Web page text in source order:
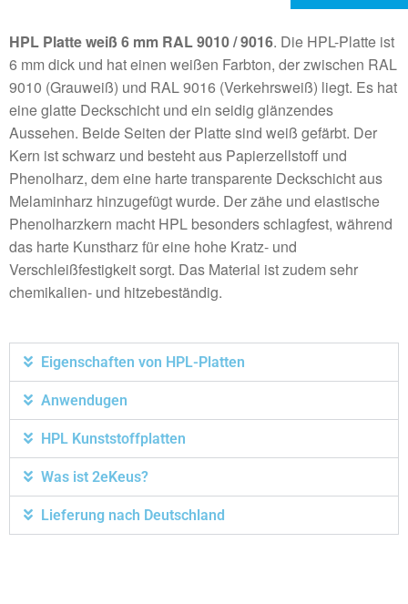
HPL Platte weiß 6 mm RAL 9010 / 9016. Die HPL-Platte ist
6 mm dick und hat einen weißen Farbton, der zwischen RAL
9010 (Grauweiß) und RAL 9016 (Verkehrsweiß) liegt. Es hat
eine glatte Deckschicht und ein seidig glänzendes
Aussehen. Beide Seiten der Platte sind weiß gefärbt. Der
Kern ist schwarz und besteht aus Papierzellstoff und
Phenolharz, dem eine harte transparente Deckschicht aus
Melaminharz hinzugefügt wurde. Der zähe und elastische
Phenolharzkern macht HPL besonders schlagfest, während
das harte Kunstharz für eine hohe Kratz- und
Verschleißfestigkeit sorgt. Das Material ist zudem sehr
chemikalien- und hitzebeständig.
Eigenschaften von HPL-Platten
Anwendugen
HPL Kunststoffplatten
Was ist 2eKeus?
Lieferung nach Deutschland